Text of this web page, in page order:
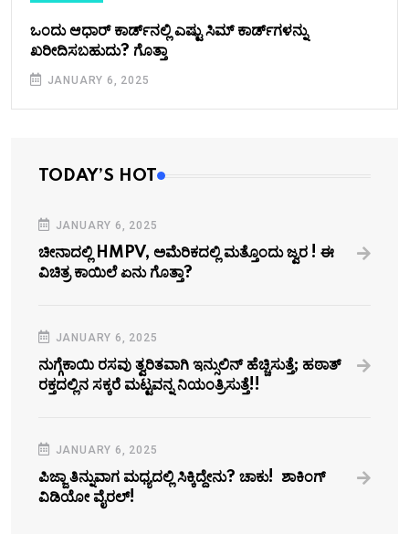
ಒಂದು ಆಧಾರ್ ಕಾರ್ಡ್‌ನಲ್ಲಿ ಎಷ್ಟು ಸಿಮ್ ಕಾರ್ಡ್‌ಗಳನ್ನು
ಖರೀದಿಸಬಹುದು? ಗೊತ್ತಾ
JANUARY 6, 2025
TODAY’S HOT
JANUARY 6, 2025
ಚೀನಾದಲ್ಲಿ HMPV, ಅಮೆರಿಕದಲ್ಲಿ ಮತ್ತೊಂದು ಜ್ವರ ! ಈ
ವಿಚಿತ್ರ ಕಾಯಿಲೆ ಏನು ಗೊತ್ತಾ?
JANUARY 6, 2025
ನುಗ್ಗೆಕಾಯಿ ರಸವು ತ್ವರಿತವಾಗಿ ಇನ್ಸುಲಿನ್‌ ಹೆಚ್ಚಿಸುತ್ತೆ; ಹಠಾತ್
ರಕ್ತದಲ್ಲಿನ ಸಕ್ಕರೆ ಮಟ್ಟವನ್ನ ನಿಯಂತ್ರಿಸುತ್ತೆ!!
JANUARY 6, 2025
ಪಿಜ್ಜಾ ತಿನ್ನುವಾಗ ಮಧ್ಯದಲ್ಲಿ ಸಿಕ್ಕಿದ್ದೇನು? ಚಾಕು! ಶಾಕಿಂಗ್
ವಿಡಿಯೋ ವೈರಲ್!